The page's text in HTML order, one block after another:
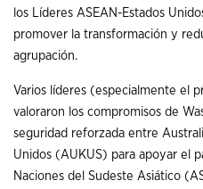
los Líderes ASEAN-Estados
promover la transformación y
agrupación.
Varios líderes (especialmente el
valoraron los compromisos de
seguridad reforzada entre
Unidos (AUKUS) para apoyar el
Naciones del Sudeste Asiático